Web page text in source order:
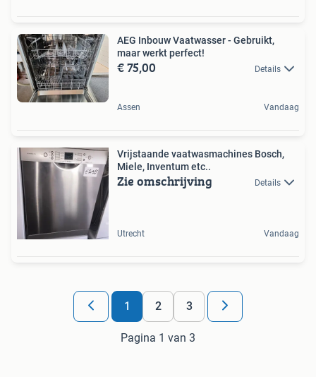
AEG Inbouw Vaatwasser - Gebruikt,
maar werkt perfect!
€ 75,00 Details
Assen Vandaag
Vrijstaande vaatwasmachines Bosch,
Miele, Inventum etc..
Zie omschrijving Details
Utrecht Vandaag
1 2 3
Pagina 1 van 3